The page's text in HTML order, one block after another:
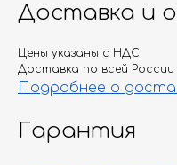
Доставка и
Цены указаны с НДС
Доставка по всей России
Подробнее о
Гарантия